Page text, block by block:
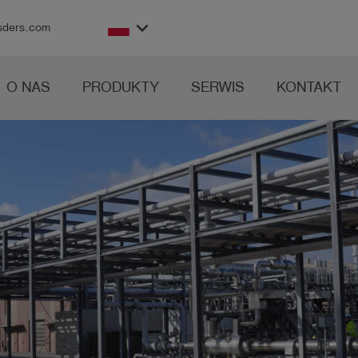
keyboard_arrow_down
O NAS PRODUKTY SERWIS KONTAKT